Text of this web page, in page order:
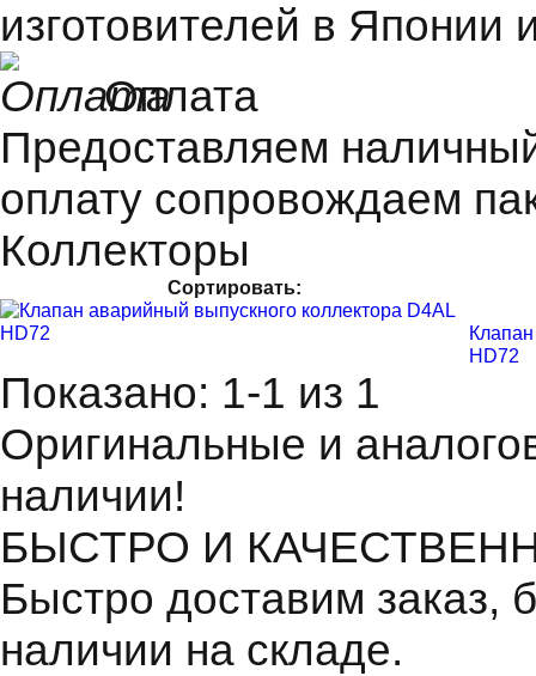
изготовителей в Японии
Оплата
Предоставляем
оплату сопровождаем
Коллекторы
Сортировать:
HD72
Показано: 1-1 из 1
Оригинальные и
наличии!
БЫСТРО И
Быстро доставим заказ,
наличии на складе.